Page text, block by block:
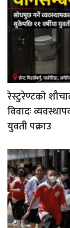
रेस्टुरेण्टको
विवादः
युवती पक्राउ